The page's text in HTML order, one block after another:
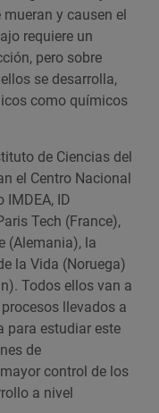
y causen el
requiere un
pero sobre
se desarrolla,
como químicos
de Ciencias del
el Centro Nacional
IMDEA, ID
Tech (France),
(Alemania), la
la Vida (Noruega)
Todos ellos van a
llevados a
para estudiar este
de
control de los
a nivel